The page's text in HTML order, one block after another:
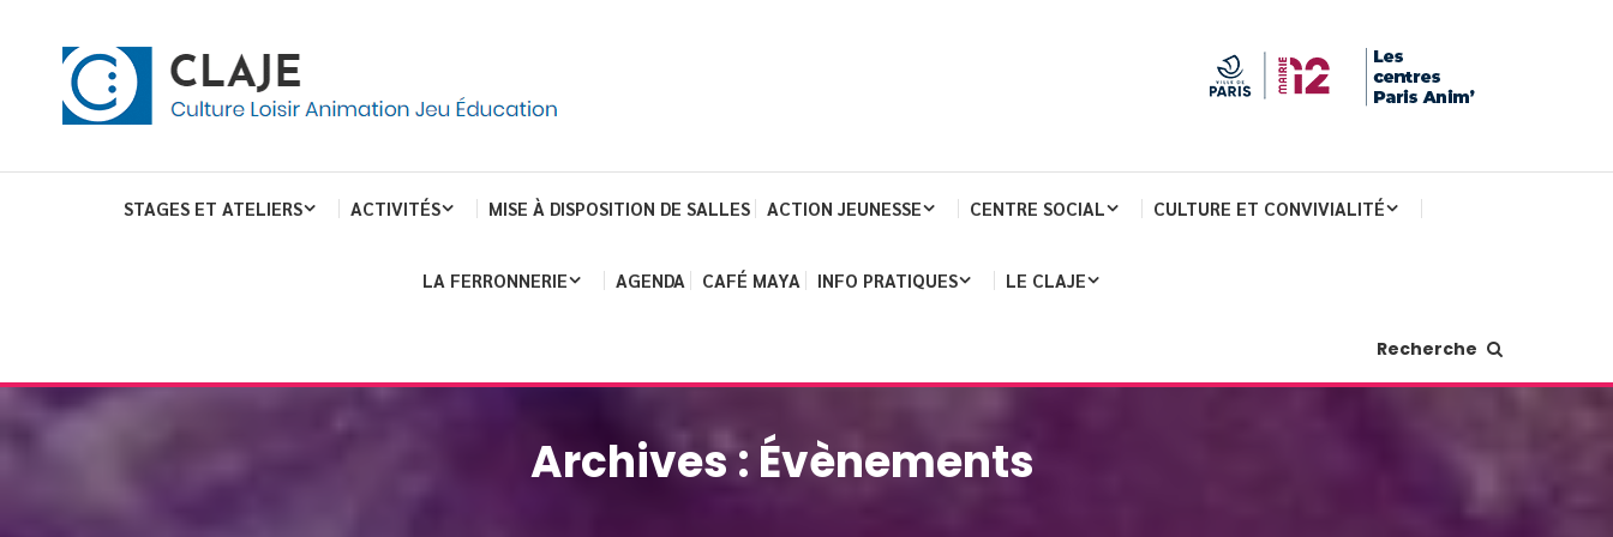
Claje
STAGES ET ATELIERS ACTIVITÉS MISE À DISPOSITION DE SALLES ACTION JEUNESSE CENTRE SOCIAL CULTURE ET CONVIVIALITÉ
LA FERRONNERIE AGENDA CAFÉ MAYA INFO PRATIQUES LE CLAJE
Recherche
Archives : Évènements